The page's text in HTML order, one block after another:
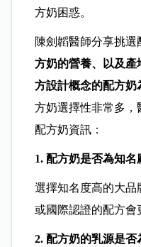
方奶困惑。
陳劍韜醫師分享挑
方奶的營養、以及
方設計概念的配方奶
方奶選擇性非常多
配方奶資訊：
1. 配方奶是否為知名
選擇知名度高的大品
或國際認證的配方會
2. 配方奶的乳源是否